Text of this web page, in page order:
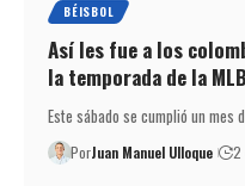
BÉISBOL
Así les fue a los
la temporada de la MLB
Este sábado se cumplió un mes
PorJuan Manuel Ulloque 2